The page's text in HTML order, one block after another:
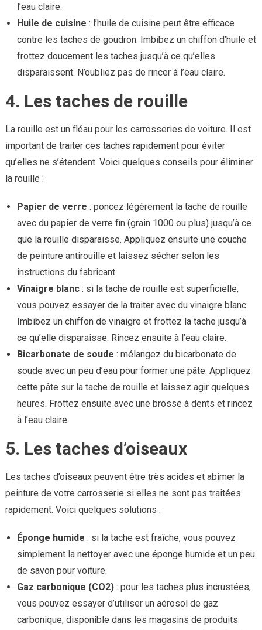
l’eau claire.
Huile de cuisine : l’huile de cuisine peut être efficace
contre les taches de goudron. Imbibez un chiffon d’huile et
frottez doucement les taches jusqu’à ce qu’elles
disparaissent. N’oubliez pas de rincer à l’eau claire.
4. Les taches de rouille
La rouille est un fléau pour les carrosseries de voiture. Il est
important de traiter ces taches rapidement pour éviter
qu’elles ne s’étendent. Voici quelques conseils pour éliminer
la rouille :
Papier de verre : poncez légèrement la tache de rouille
avec du papier de verre fin (grain 1000 ou plus) jusqu’à ce
que la rouille disparaisse. Appliquez ensuite une couche
de peinture antirouille et laissez sécher selon les
instructions du fabricant.
Vinaigre blanc: si la tache de rouille est superficielle,
vous pouvez essayer de la traiter avec du vinaigre blanc.
Imbibez un chiffon de vinaigre et frottez la tache jusqu’à
ce qu’elle disparaisse. Rincez ensuite à l’eau claire.
Bicarbonate de soude : mélangez du bicarbonate de
soude avec un peu d’eau pour former une pâte. Appliquez
cette pâte sur la tache de rouille et laissez agir quelques
heures. Frottez ensuite avec une brosse à dents et rincez
à l’eau claire.
5. Les taches d’oiseaux
Les taches d’oiseaux peuvent être très acides et abîmer la
peinture de votre carrosserie si elles ne sont pas traitées
rapidement. Voici quelques solutions :
Éponge humide : si la tache est fraîche, vous pouvez
simplement la nettoyer avec une éponge humide et un peu
de savon pour voiture.
Gaz carbonique (CO2): pour les taches plus incrustées,
vous pouvez essayer d’utiliser un aérosol de gaz
carbonique, disponible dans les magasins de produits